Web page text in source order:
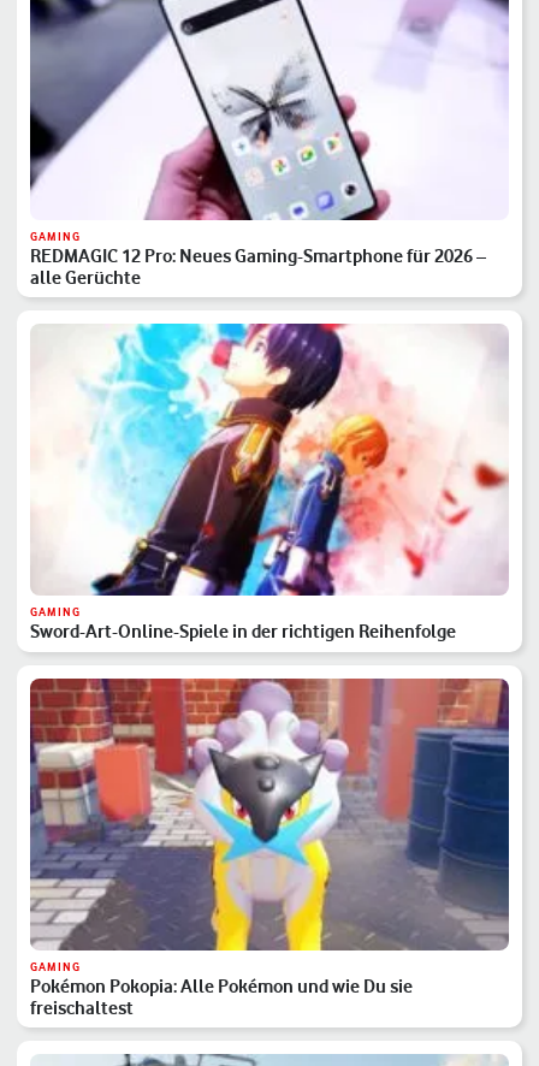
GAMING
REDMAGIC 12 Pro: Neues Gaming-Smartphone für 2026 –
alle Gerüchte
GAMING
Sword-Art-Online-Spiele in der richtigen Reihenfolge
GAMING
Pokémon Pokopia: Alle Pokémon und wie Du sie
freischaltest